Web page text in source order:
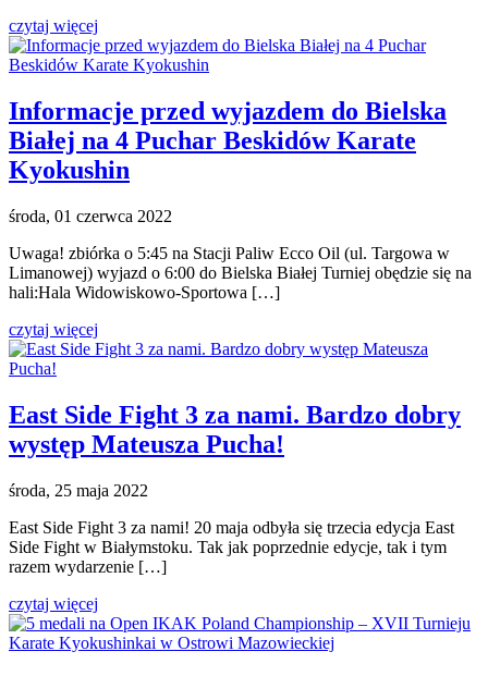
czytaj więcej
Informacje przed wyjazdem do Bielska
Białej na 4 Puchar Beskidów Karate
Kyokushin
środa, 01 czerwca 2022
Uwaga! zbiórka o 5:45 na Stacji Paliw Ecco Oil (ul. Targowa w
Limanowej) wyjazd o 6:00 do Bielska Białej Turniej obędzie się na
hali:Hala Widowiskowo-Sportowa […]
czytaj więcej
East Side Fight 3 za nami. Bardzo dobry
występ Mateusza Pucha!
środa, 25 maja 2022
East Side Fight 3 za nami! 20 maja odbyła się trzecia edycja East
Side Fight w Białymstoku. Tak jak poprzednie edycje, tak i tym
razem wydarzenie […]
czytaj więcej